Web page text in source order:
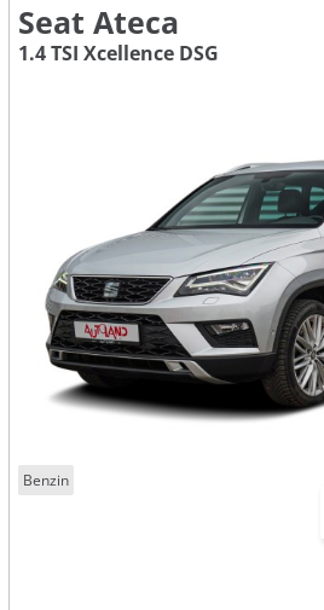
Seat Ateca
1.4 TSI Xcellence DSG
Benzin